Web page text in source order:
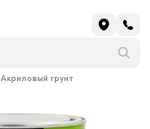
Акриловый грунт